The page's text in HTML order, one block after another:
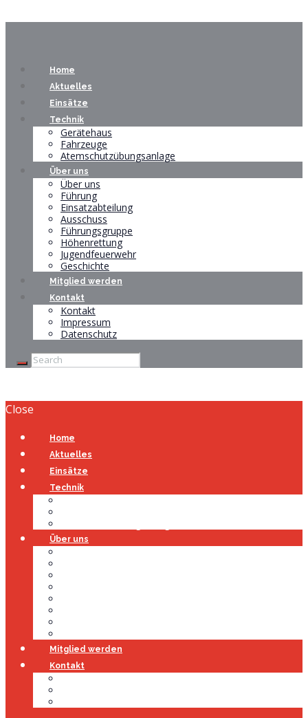
Home
Aktuelles
Einsätze
Technik
Gerätehaus
Fahrzeuge
Atemschutzübungsanlage
Über uns
Über uns
Führung
Einsatzabteilung
Ausschuss
Führungsgruppe
Höhenrettung
Jugendfeuerwehr
Geschichte
Mitglied werden
Kontakt
Kontakt
Impressum
Datenschutz
Close
Home
Aktuelles
Einsätze
Technik
Über uns
Mitglied werden
Kontakt